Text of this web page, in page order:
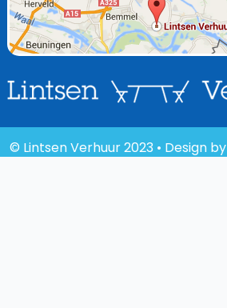
© Lintsen Verhuur 2023 • Design by